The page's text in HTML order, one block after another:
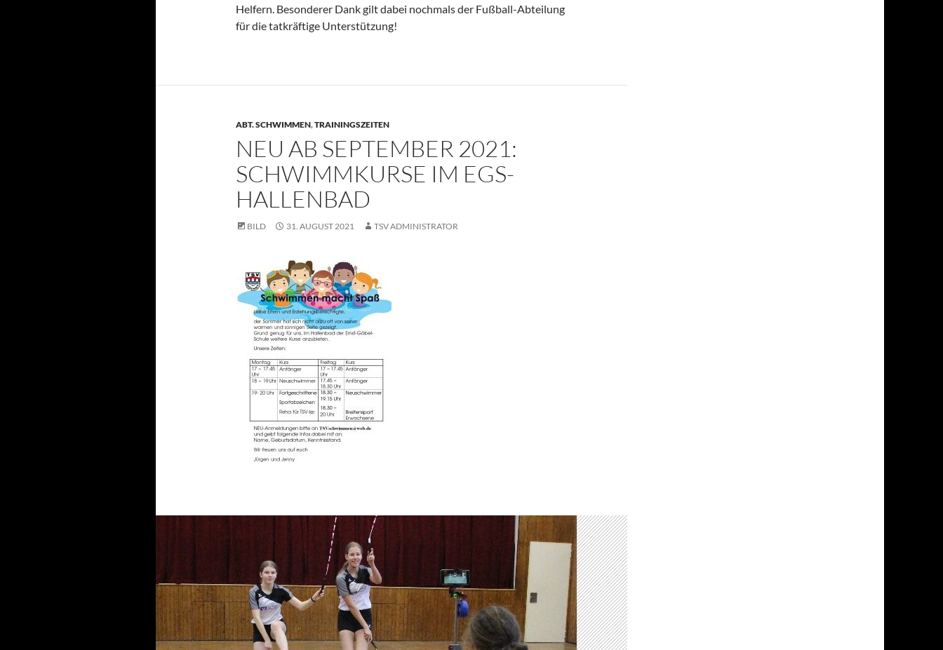
Helfern. Besonderer Dank gilt dabei nochmals der Fußball-Abteilung
für die tatkräftige Unterstützung!
ABT. SCHWIMMEN,TRAININGSZEITEN
NEU AB SEPTEMBER 2021:
SCHWIMMKURSE IM EGS-
HALLENBAD
BILD 31. AUGUST 2021 TSV ADMINISTRATOR